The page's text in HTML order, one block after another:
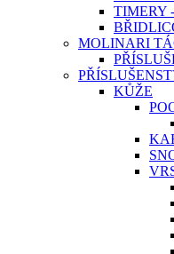
TIMERY
MOLINARI
KŮŽE